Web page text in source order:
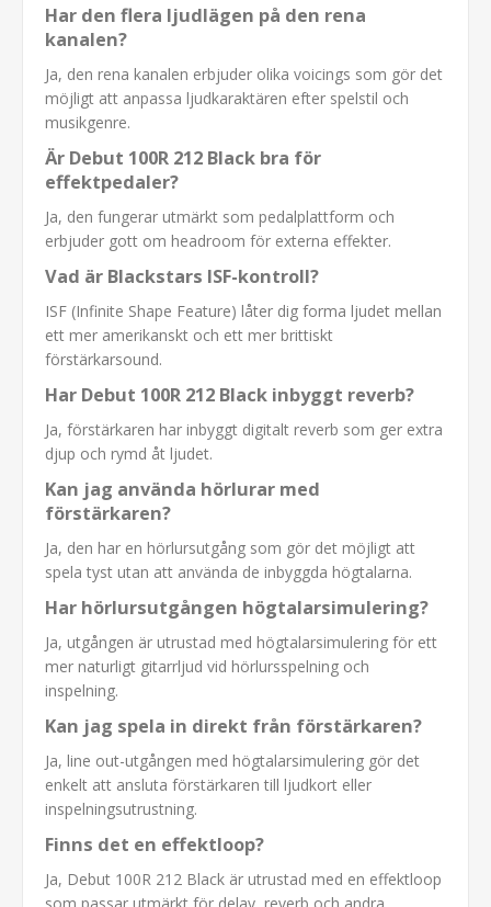
Har den flera ljudlägen på den rena
kanalen?
Ja, den rena kanalen erbjuder olika voicings som gör det
möjligt att anpassa ljudkaraktären efter spelstil och
musikgenre.
Är Debut 100R 212 Black bra för
effektpedaler?
Ja, den fungerar utmärkt som pedalplattform och
erbjuder gott om headroom för externa effekter.
Vad är Blackstars ISF-kontroll?
ISF (Infinite Shape Feature) låter dig forma ljudet mellan
ett mer amerikanskt och ett mer brittiskt
förstärkarsound.
Har Debut 100R 212 Black inbyggt reverb?
Ja, förstärkaren har inbyggt digitalt reverb som ger extra
djup och rymd åt ljudet.
Kan jag använda hörlurar med
förstärkaren?
Ja, den har en hörlursutgång som gör det möjligt att
spela tyst utan att använda de inbyggda högtalarna.
Har hörlursutgången högtalarsimulering?
Ja, utgången är utrustad med högtalarsimulering för ett
mer naturligt gitarrljud vid hörlursspelning och
inspelning.
Kan jag spela in direkt från förstärkaren?
Ja, line out-utgången med högtalarsimulering gör det
enkelt att ansluta förstärkaren till ljudkort eller
inspelningsutrustning.
Finns det en effektloop?
Ja, Debut 100R 212 Black är utrustad med en effektloop